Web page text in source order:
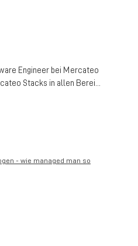
Engineer bei Mercateo
Stacks in allen Berei...
- wie managed man so